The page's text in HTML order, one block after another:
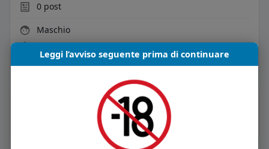
0post
Maschio
Vive in Italia
donne
Leggi l’avviso seguente prima di continuare